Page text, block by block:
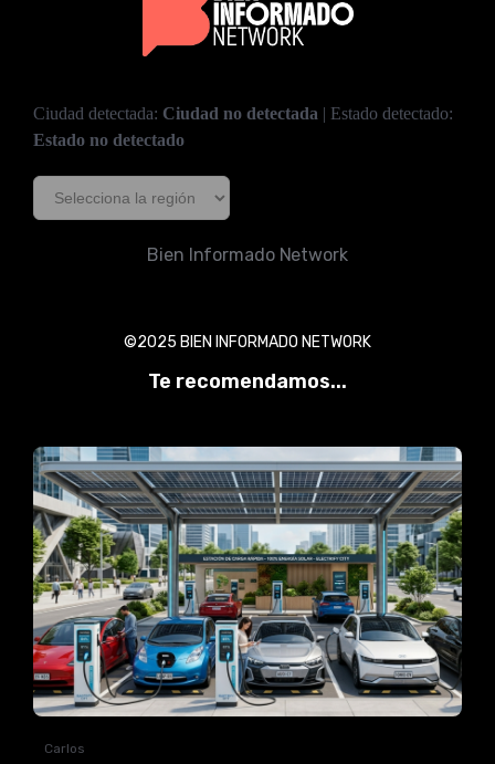
Ciudad detectada: Ciudad no detectada | Estado detectado:
Estado no detectado
Bien Informado Network
©2025 BIEN INFORMADO NETWORK
Te recomendamos...
Carlos